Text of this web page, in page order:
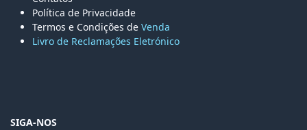
Política de Privacidade
Termos e Condições de Venda
Livro de Reclamações Eletrónico
SIGA-NOS